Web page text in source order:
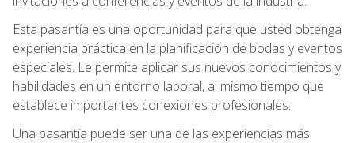
Esta pasantía es una oportunidad para que usted obtenga
experiencia práctica en la planificación de bodas y eventos
especiales. Le permite aplicar sus nuevos conocimientos y
habilidades en un entorno laboral, al mismo tiempo que
establece importantes conexiones profesionales.
Una pasantía puede ser una de las experiencias más